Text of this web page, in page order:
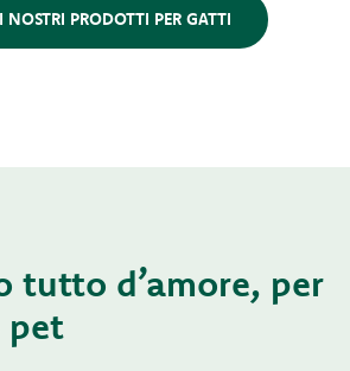
NOSTRI PRODOTTI PER GATTI
tutto d’amore, per
pet